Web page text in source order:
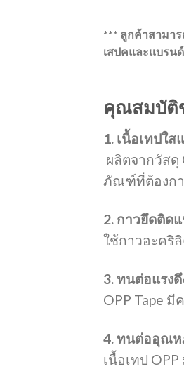
*** ลูกค้าสามา
เสปคและแบรน
คุณสมบัติข
1. เนื้อเทปใส
ผลิตจากวัสดุ
ภัณฑ์ที่ต้องกา
2. กาวยึดติด
ใช้กาวอะคริ
3. ทนต่อแรง
OPP Tape
4. ทนต่ออุณ
เนื้อเทป